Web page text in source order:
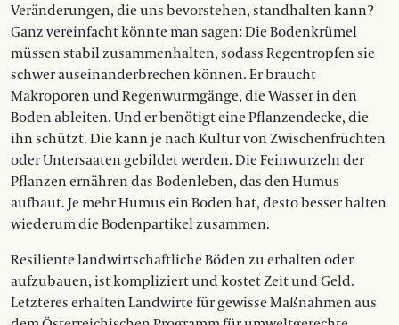
Veränderungen, die uns bevorstehen, standhalten kann?
Ganz vereinfacht könnte man sagen: Die Bodenkrümel
müssen stabil zusammenhalten, sodass Regentropfen sie
schwer auseinanderbrechen können. Er braucht
Makroporen und Regenwurmgänge, die Wasser in den
Boden ableiten. Und er benötigt eine Pflanzendecke, die
ihn schützt. Die kann je nach Kultur von Zwischenfrüchten
oder ­Untersaaten gebildet werden. Die Feinwurzeln der
Pflanzen ernähren das Bodenleben, das den Humus
aufbaut. Je mehr Humus ein Boden hat, desto besser halten
wiederum die Bodenpartikel zusammen.
Resiliente landwirtschaftliche Böden zu erhalten oder
aufzubauen, ist kompliziert und kostet Zeit und Geld.
Letzteres erhalten Landwirte für gewisse ­Maßnahmen aus